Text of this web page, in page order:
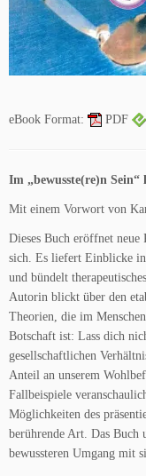
eBook Format: PDF
Im „bewusste(re)n Sein“
Mit einem Vorwort von
Dieses Buch eröffnet neue
sich. Es liefert Einblicke in
und bündelt
Autorin blickt über den
Theorien, die im
Botschaft ist: Lass dich
gesellschaftlichen
Anteil an unserem
Fallbeispiele
Möglichkeiten des
berührende Art. Das Buch
bewussteren Umgang mit